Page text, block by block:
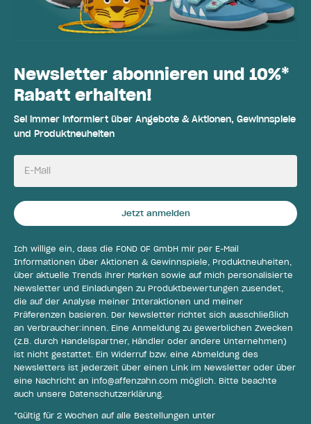
Newsletter abonnieren und 10%*
Rabatt erhalten!
Sei immer informiert über Angebote & Aktionen, Gewinnspiele
und Produktneuheiten
E-Mail
Jetzt anmelden
Ich willige ein, dass die FOND OF GmbH mir per E-Mail
Informationen über Aktionen & Gewinnspiele, Produktneuheiten,
über aktuelle Trends ihrer Marken sowie auf mich personalisierte
Newsletter und Einladungen zu Produktbewertungen zusendet,
die auf der Analyse meiner Interaktionen und meiner
Präferenzen basieren. Der Newsletter richtet sich ausschließlich
an Verbraucher:innen. Eine Anmeldung zu gewerblichen Zwecken
(z.B. durch Handelspartner, Händler oder andere Unternehmen)
ist nicht gestattet. Ein Widerruf bzw. eine Abmeldung des
Newsletters ist jederzeit über einen Link im Newsletter oder über
eine Nachricht an info@affenzahn.com möglich. Bitte beachte
auch unsere Datenschutzerklärung.
*Gültig für 2 Wochen auf alle Bestellungen unter